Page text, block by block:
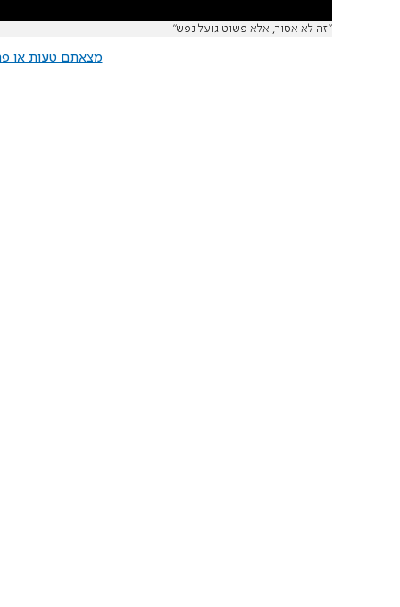
"זה לא אסור, אלא פשוט גועל נפש"
מצאתם טעות או